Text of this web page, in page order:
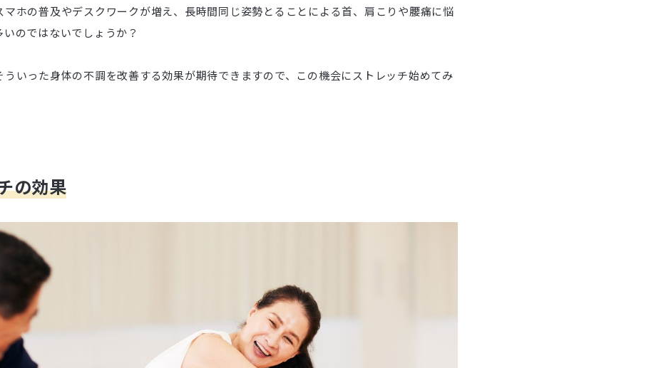
マホの普及やデスクワークが増え、長時間同じ姿勢とることによる首、肩こりや腰痛に悩
のではないでしょうか？
ういった身体の不調を改善する効果が期待できますので、この機会にストレッチ始めてみ
の効果